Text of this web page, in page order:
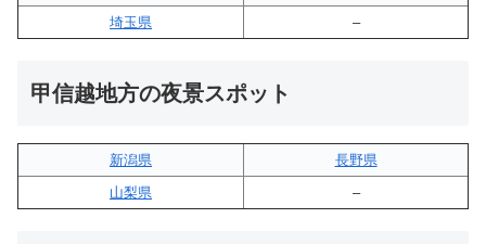
埼玉県
–
甲信越地方の夜景スポット
新潟県
長野県
山梨県
–